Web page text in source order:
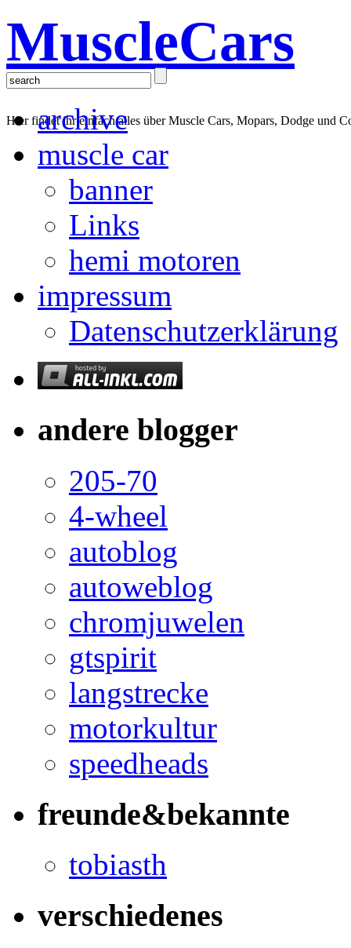
MuscleCars
Hier findet ihr einfach alles über Muscle Cars, Mopars, Dodge und
archive
muscle car
banner
Links
hemi motoren
impressum
Datenschutzerklärung
andere blogger
205-70
4-wheel
autoblog
autoweblog
chromjuwelen
gtspirit
langstrecke
motorkultur
speedheads
freunde&bekannte
tobiasth
verschiedenes